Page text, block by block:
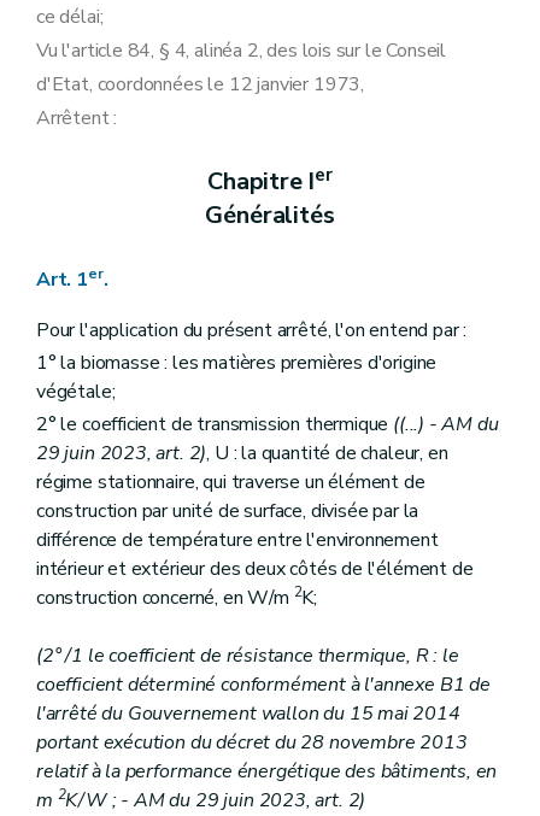
ce délai;
Vu l'article 84, § 4, alinéa 2, des lois sur le Conseil
d'Etat, coordonnées le 12 janvier 1973,
Arrêtent :
Chapitre Ier
Généralités
Art. 1er.
Pour l'application du présent arrêté, l'on entend par :
1° la biomasse : les matières premières d'origine
végétale;
2° le coefficient de transmission thermique ((...) - AM du
29 juin 2023, art. 2), U : la quantité de chaleur, en
régime stationnaire, qui traverse un élément de
construction par unité de surface, divisée par la
différence de température entre l'environnement
intérieur et extérieur des deux côtés de l'élément de
construction concerné, en W/m 2K;
(2° /1 le coefficient de résistance thermique, R : le
coefficient déterminé conformément à l'annexe B1 de
l'arrêté du Gouvernement wallon du 15 mai 2014
portant exécution du décret du 28 novembre 2013
relatif à la performance énergétique des bâtiments, en
m 2K/W ; - AM du 29 juin 2023, art. 2)